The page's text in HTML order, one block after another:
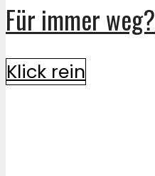
Für immer weg?
Klick rein